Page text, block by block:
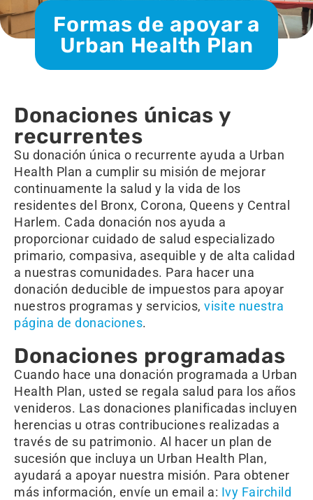
Formas de apoyar a
Urban Health Plan
Donaciones únicas y
recurrentes
Su donación única o recurrente ayuda a Urban
Health Plan a cumplir su misión de mejorar
continuamente la salud y la vida de los
residentes del Bronx, Corona, Queens y Central
Harlem. Cada donación nos ayuda a
proporcionar cuidado de salud especializado
primario, compasiva, asequible y de alta calidad
a nuestras comunidades. Para hacer una
donación deducible de impuestos para apoyar
nuestros programas y servicios, visite nuestra
página de donaciones.
Donaciones programadas
Cuando hace una donación programada a Urban
Health Plan, usted se regala salud para los años
venideros. Las donaciones planificadas incluyen
herencias u otras contribuciones realizadas a
través de su patrimonio. Al hacer un plan de
sucesión que incluya un Urban Health Plan,
ayudará a apoyar nuestra misión. Para obtener
más información, envíe un email a: Ivy Fairchild